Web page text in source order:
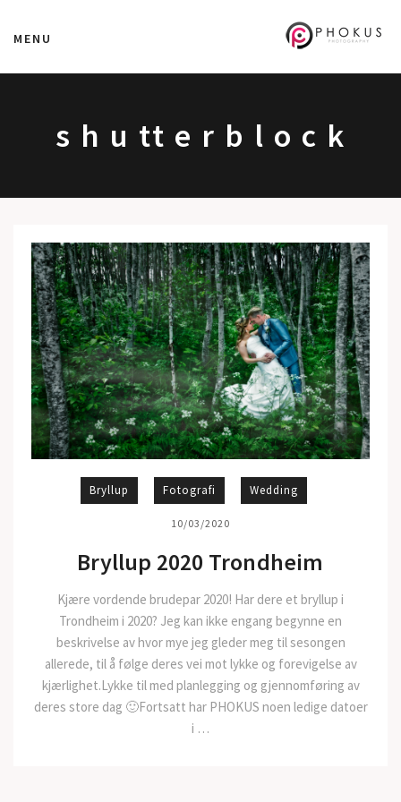
MENU
s h u tt e r b l o c k
Bryllup Fotografi Wedding
10/03/2020
Bryllup 2020 Trondheim
Kjære vordende brudepar 2020! Har dere et bryllup i
Trondheim i 2020? Jeg kan ikke engang begynne en
beskrivelse av hvor mye jeg gleder meg til sesongen
allerede, til å følge deres vei mot lykke og forevigelse av
kjærlighet.Lykke til med planlegging og gjennomføring av
deres store dag 🙂Fortsatt har PHOKUS noen ledige datoer
i …